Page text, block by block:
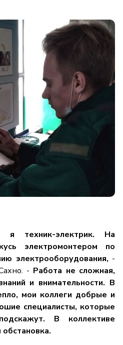
я техник-электрик. На
электромонтером по
электрооборудования, -
- Работа не сложная,
и внимательности. В
мои коллеги добрые и
специалисты, которые
В коллективе